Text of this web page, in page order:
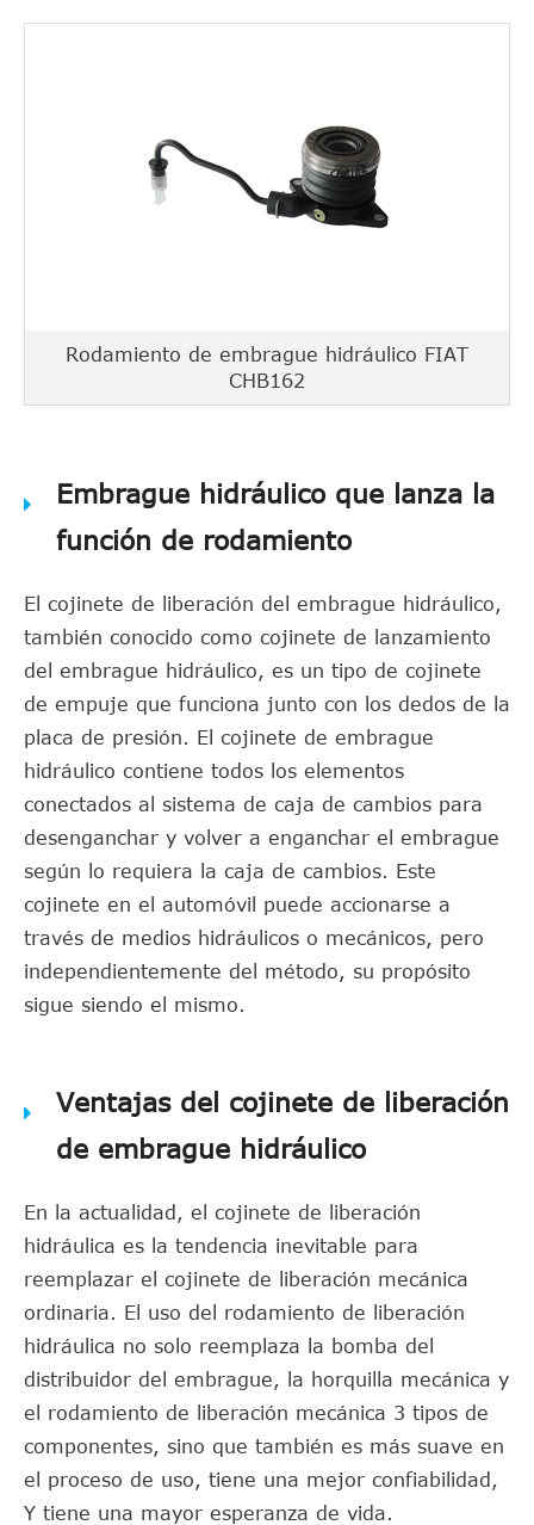
Rodamiento de embrague hidráulico FIAT
CHB162
Embrague hidráulico que lanza la
función de rodamiento
El cojinete de liberación del embrague hidráulico,
también conocido como cojinete de lanzamiento
del embrague hidráulico, es un tipo de cojinete
de empuje que funciona junto con los dedos de la
placa de presión. El cojinete de embrague
hidráulico contiene todos los elementos
conectados al sistema de caja de cambios para
desenganchar y volver a enganchar el embrague
según lo requiera la caja de cambios. Este
cojinete en el automóvil puede accionarse a
través de medios hidráulicos o mecánicos, pero
independientemente del método, su propósito
sigue siendo el mismo.
Ventajas del cojinete de liberación
de embrague hidráulico
En la actualidad, el cojinete de liberación
hidráulica es la tendencia inevitable para
reemplazar el cojinete de liberación mecánica
ordinaria. El uso del rodamiento de liberación
hidráulica no solo reemplaza la bomba del
distribuidor del embrague, la horquilla mecánica y
el rodamiento de liberación mecánica 3 tipos de
componentes, sino que también es más suave en
el proceso de uso, tiene una mejor confiabilidad,
Y tiene una mayor esperanza de vida.